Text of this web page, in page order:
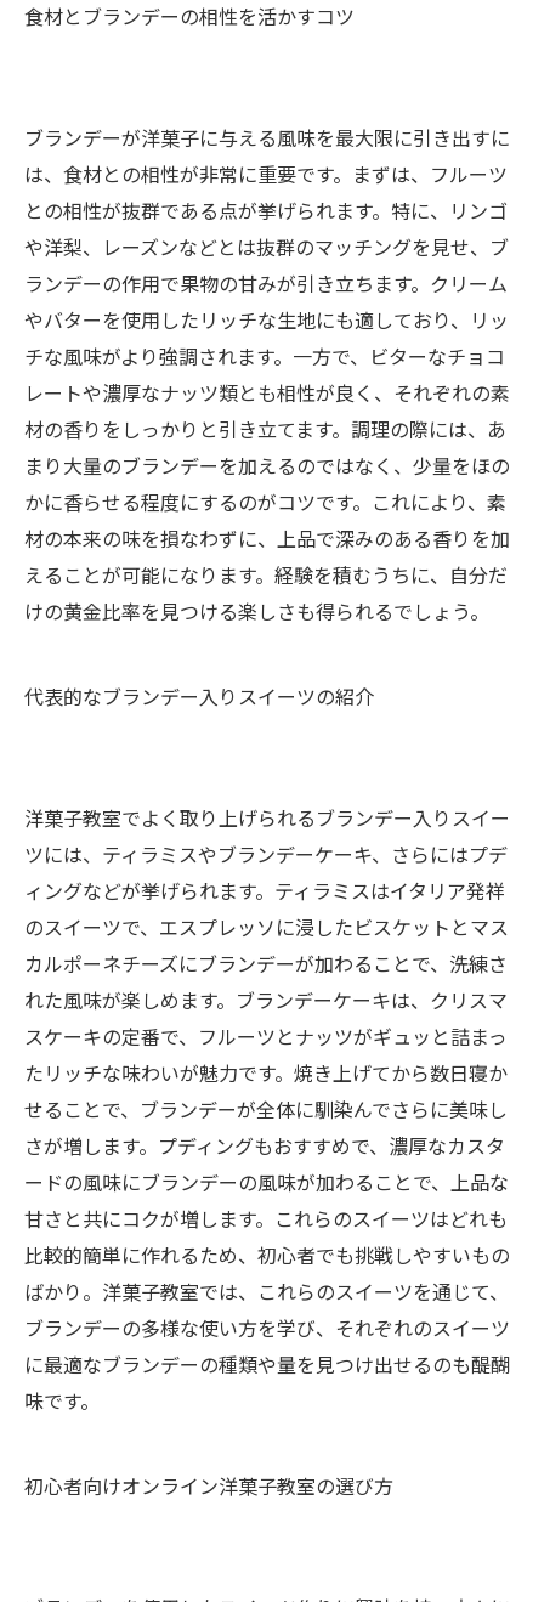
食材とブランデーの相性を活かすコツ
ブランデーが洋菓子に与える風味を最大限に引き出すに
は、食材との相性が非常に重要です。まずは、フルーツ
との相性が抜群である点が挙げられます。特に、リンゴ
や洋梨、レーズンなどとは抜群のマッチングを見せ、ブ
ランデーの作用で果物の甘みが引き立ちます。クリーム
やバターを使用したリッチな生地にも適しており、リッ
チな風味がより強調されます。一方で、ビターなチョコ
レートや濃厚なナッツ類とも相性が良く、それぞれの素
材の香りをしっかりと引き立てます。調理の際には、あ
まり大量のブランデーを加えるのではなく、少量をほの
かに香らせる程度にするのがコツです。これにより、素
材の本来の味を損なわずに、上品で深みのある香りを加
えることが可能になります。経験を積むうちに、自分だ
けの黄金比率を見つける楽しさも得られるでしょう。
代表的なブランデー入りスイーツの紹介
洋菓子教室でよく取り上げられるブランデー入りスイー
ツには、ティラミスやブランデーケーキ、さらにはプデ
ィングなどが挙げられます。ティラミスはイタリア発祥
のスイーツで、エスプレッソに浸したビスケットとマス
カルポーネチーズにブランデーが加わることで、洗練さ
れた風味が楽しめます。ブランデーケーキは、クリスマ
スケーキの定番で、フルーツとナッツがギュッと詰まっ
たリッチな味わいが魅力です。焼き上げてから数日寝か
せることで、ブランデーが全体に馴染んでさらに美味し
さが増します。プディングもおすすめで、濃厚なカスタ
ードの風味にブランデーの風味が加わることで、上品な
甘さと共にコクが増します。これらのスイーツはどれも
比較的簡単に作れるため、初心者でも挑戦しやすいもの
ばかり。洋菓子教室では、これらのスイーツを通じて、
ブランデーの多様な使い方を学び、それぞれのスイーツ
に最適なブランデーの種類や量を見つけ出せるのも醍醐
味です。
初心者向けオンライン洋菓子教室の選び方